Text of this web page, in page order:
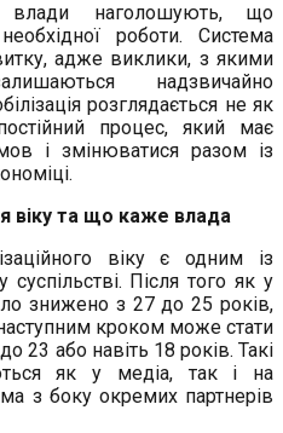
влади наголошують, що
роботи. Система
адже виклики, з якими
надзвичайно
розглядається не як
процес, який має
і змінюватися разом із
віку та що каже влада
віку є одним із
Після того як у
знижено з 27 до 25 років,
кроком може стати
23 або навіть 18 років. Такі
як у медіа, так і на
з боку окремих партнерів